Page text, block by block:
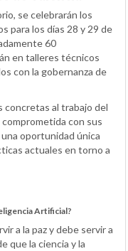
se celebrarán los
para los días 28 y 29 de
60
en talleres técnicos
con la gobernanza de
concretas al trabajo del
con sus
oportunidad única
actuales en torno a
Artificial?
a la paz y debe servir a
que la ciencia y la